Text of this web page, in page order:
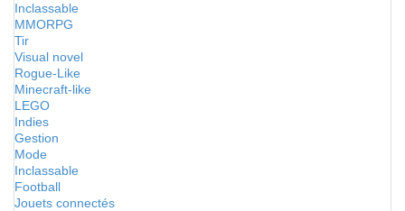
Inclassable
MMORPG
Tir
Visual novel
Rogue-Like
Minecraft-like
LEGO
Indies
Gestion
Mode
Inclassable
Football
Jouets connectés